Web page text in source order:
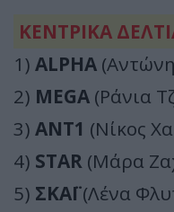
ΚΕΝΤΡΙΚΑ
1) ALPHA
2) MEGA (Ράνια
3) ΑΝΤ1 (Νίκος
4) STAR (Μάρα
5) ΣΚΑΪ(Λένα